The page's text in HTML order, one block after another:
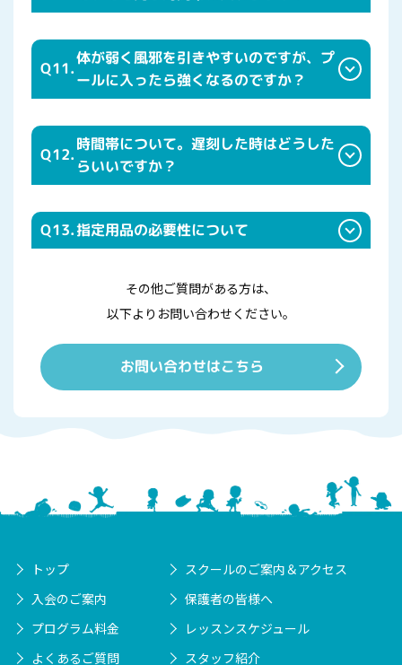
Q11.
体が弱く風邪を引きやすいのですが、プ
ールに入ったら強くなるのですか？
Q12.
時間帯について。遅刻した時はどうした
らいいですか？
Q13.指定用品の必要性について
その他ご質問がある方は、
以下よりお問い合わせください。
お問い合わせはこちら
トップ
スクールのご案内＆アクセス
入会のご案内
保護者の皆様へ
プログラム料金
レッスンスケジュール
よくあるご質問
スタッフ紹介